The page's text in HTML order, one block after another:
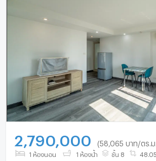
2,790,000 (58,065 บาท/ตร.ม
1 ห้องนอน 1 ห้องน้ำ ชั้น 8